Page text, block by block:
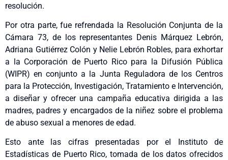
resolución.
Por otra parte, fue refrendada la Resolución Conjunta de la
Cámara 73, de los representantes Denis Márquez Lebrón,
Adriana Gutiérrez Colón y Nelie Lebrón Robles, para exhortar
a la Corporación de Puerto Rico para la Difusión Pública
(WIPR) en conjunto a la Junta Reguladora de los Centros
para la Protección, Investigación, Tratamiento e Intervención,
a diseñar y ofrecer una campaña educativa dirigida a las
madres, padres y encargados de la niñez sobre el problema
de abuso sexual a menores de edad.
Esto ante las cifras presentadas por el Instituto de
Estadísticas de Puerto Rico, tomada de los datos ofrecidos